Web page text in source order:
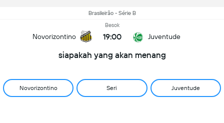
Brasileirão - Série B
Novorizontino
Besok
19:00 Juventude
siapakah yang akan menang
Novorizontino Seri Juventude